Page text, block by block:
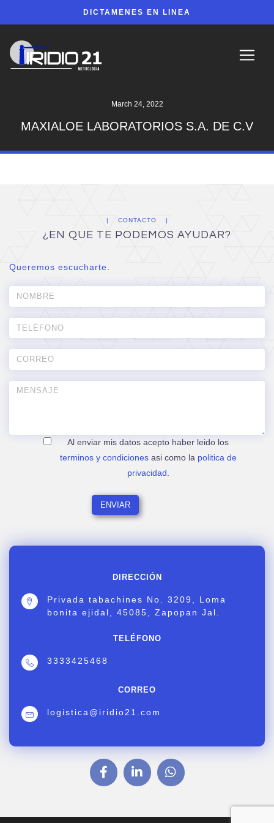
DICTAMENES EN LINEA
March 24, 2022
MAXIALOE LABORATORIOS S.A. DE C.V
DIRECCIÓN
Privada tabachines No. 3209, Loma
bonita ejidal, 45085, Zapopan Jal.
TELÉFONO
3333425468
CORREO
logistica@iridio21.com
CONTACTO
¿EN QUE TE PODEMOS AYUDAR?
Queremos escucharte.
Al enviar mis datos acepto haber leido los
terminos y condicionesasi como la politica de
privacidad